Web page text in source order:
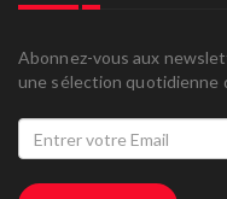
Abonnez-vous aux
une sélection quotidienne